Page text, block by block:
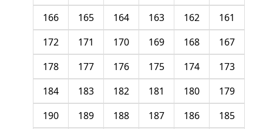
161
162
163
164
165
166
167
168
169
170
171
172
173
174
175
176
177
178
179
180
181
182
183
184
185
186
187
188
189
190